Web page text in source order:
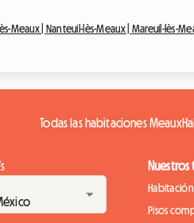
Meaux | Nanteuil-lès-Meaux | Mareuil-lès-
Todas las habitaciones Meaux
Pisos